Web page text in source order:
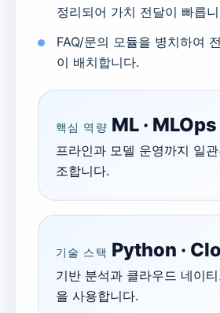
정리되어 가치 전달이 빠릅
FAQ/문의 모듈을 병치하여
이 배치합니다.
핵심 역량 ML · MLOps
프라인과 모델 운영까지 일
조합니다.
기술 스택 Python ·
기반 분석과 클라우드 네이
을 사용합니다.